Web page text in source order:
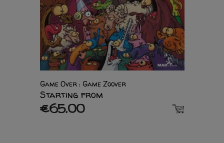
Game Over : Game Zoover
Starting from
€65.00